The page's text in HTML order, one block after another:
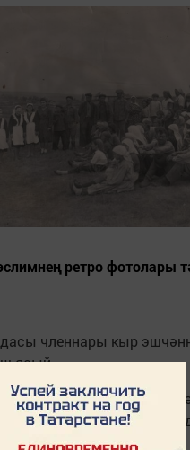
ретро фотолары
членнары кыр
ясый.
Мерәс авылында
Әшрәфуллина